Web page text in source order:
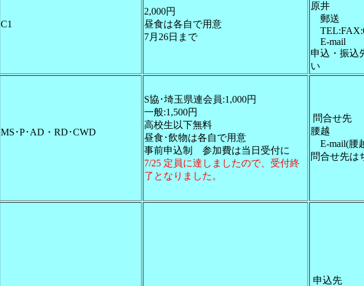
C1
2,000円
昼食は各自で用意
7月26日まで
原井
郵送
E-mail
申込・振込
い
MS･P･AD・RD･CWD
S協･埼玉県連会員:1,000円
一般:1,500円
高校生以下無料
昼食･飲物は各自で用意
事前申込制 参加費は当日受付に
7/25 定員に達しましたので、受付終
了となりました。
問合せ先
腰越
E-mail(腰
問合せ先は
申込先